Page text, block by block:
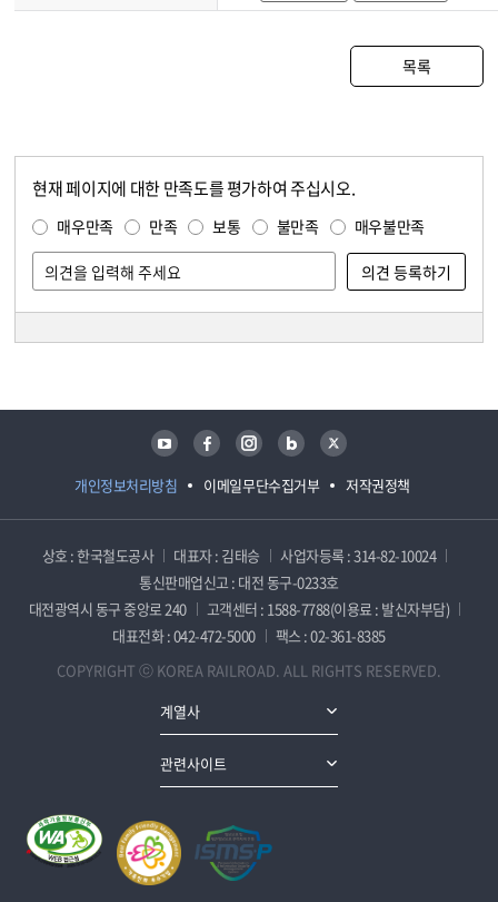
목록
현재 페이지에 대한 만족도를 평가하여 주십시오.
매우만족 만족 보통 불만족 매우불만족
개인정보처리방침 이메일무단수집거부 저작권정책
유튜브 페이스북 인스타그램 블로그 트위터
상호 : 한국철도공사 대표자 : 김태승
사업자등록 : 314-82-10024
통신판매업신고 : 대전 동구-0233호
대전광역시 동구 중앙로 240
고객센터 : 1588-7788(이용료 : 발신자부담)
대표전화 : 042-472-5000
팩스 : 02-361-8385
COPYRIGHT ⓒ KOREA RAILROAD. ALL RIGHTS RESERVED.
계열사
관련사이트